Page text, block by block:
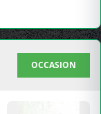
OCCASION